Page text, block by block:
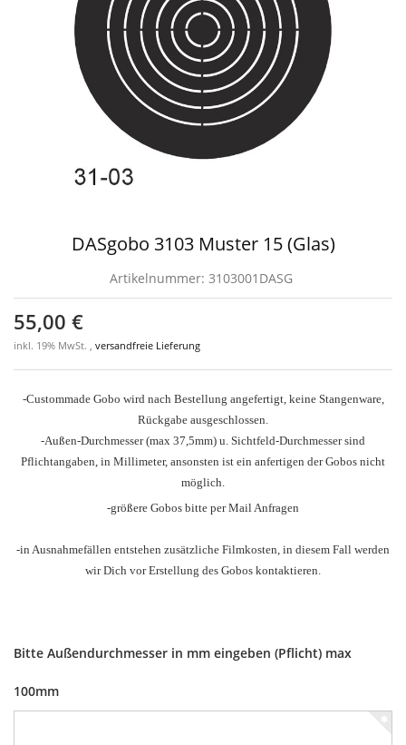
DASgobo 3103 Muster 15 (Glas)
Artikelnummer: 3103001DASG
55,00 €
inkl. 19% MwSt. , versandfreie Lieferung
-Custommade Gobo wird nach Bestellung angefertigt, keine Stangenware,
Rückgabe ausgeschlossen.
-Außen-Durchmesser(max 37,5mm) u. Sichtfeld-Durchmesser sind
Pflichtangaben, in Millimeter, ansonsten ist ein anfertigen der Gobos nicht
möglich.
-größere Gobos bitte per Mail Anfragen
-in Ausnahmefällen entstehen zusätzliche Filmkosten, in diesem Fall werden
wir Dich vor Erstellung des Gobos kontaktieren.
Bitte Außendurchmesser in mm eingeben (Pflicht) max
100mm